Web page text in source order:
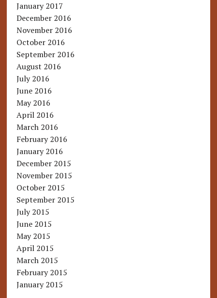
January 2017
December 2016
November 2016
October 2016
September 2016
August 2016
July 2016
June 2016
May 2016
April 2016
March 2016
February 2016
January 2016
December 2015
November 2015
October 2015
September 2015
July 2015
June 2015
May 2015
April 2015
March 2015
February 2015
January 2015